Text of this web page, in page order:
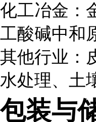
化工冶金：
工酸碱中和
其他行业：
水处理、土
包装与